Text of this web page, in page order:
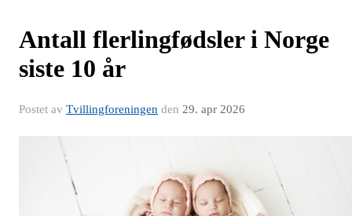
Antall flerlingfødsler i Norge
siste 10 år
Postet av Tvillingforeningen den 29. apr 2026